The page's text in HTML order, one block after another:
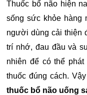
Thuốc bổ não hiện
sống sức khỏe hàng
người dùng cải thiện
trí nhớ, đau đầu và
nhiên để có thể
thuốc đúng cách.
thuốc bổ não uống